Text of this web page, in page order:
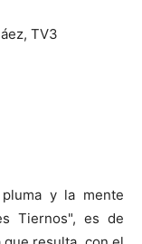
TV3
y la mente
Tiernos", es de